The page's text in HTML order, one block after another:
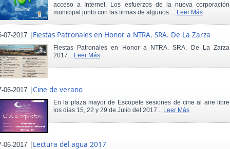
acceso a Internet. Los esfuerzos de la nueva corporación
municipal junto con las firmas de algunos ... Leer Más
07-2017 |Fiestas Patronales en Honor a NTRA. SRA. De La Zarza
Fiestas Patronales en Honor a NTRA. SRA. De La Zarza
2017... Leer Más
06-2017 |Cine de verano
En la plaza mayor de Escopete sesiones de cine al aire libre
los días 15, 22 y 29 de Julio del 2017... Leer Más
06-2017 |Lectura del agua 2017